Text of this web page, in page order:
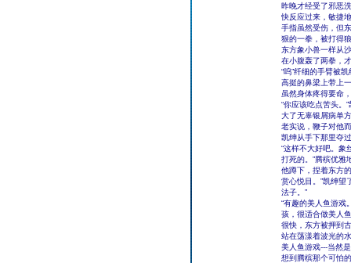
昨晚才经受了邪恶
快反应过来，敏捷
手指虽然受伤，但
狠的一拳，被打得
东方象小兽一样从
在小腹轰了两拳，
“呜”纤细的手臂被
高挺的鼻梁上带上
虽然身体疼得要命
“你应该吃点苦头。
大了无辜银屑病单
老实说，鞭子对他
凯绅从手下那里夺
“这样不大好吧。象
打死的。”腾槟优雅
他蹲下，捏着东方
赏心悦目。”凯绅望
法子。”
“有趣的美人鱼游戏
孩，很适合做美人
很快，东方被押到
站在荡漾着波光的
美人鱼游戏---当然
想到腾槟那个可怕